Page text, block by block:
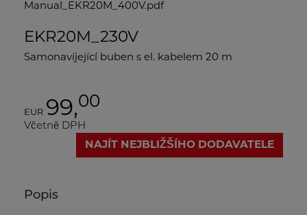
Manual_EKR20M_400V.pdf
EKR20M_230V
Samonavíjející buben s el. kabelem 20 m
EUR 99,00
Včetně DPH
NAJÍT NEJBLIŽŠÍHO DODAVATELE
Popis